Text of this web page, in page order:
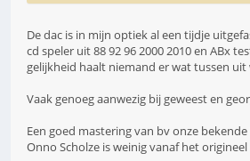
De dac is in mijn optiek al een tijdje
cd speler uit 88 92 96 2000 2010 en ABx
gelijkheid haalt niemand er wat tussen uit
Vaak genoeg aanwezig bij geweest en
Een goed mastering van bv onze
Onno Scholze is weinig vanaf het origineel